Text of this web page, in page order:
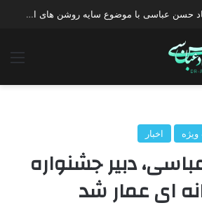
دانلود سخنرانی استاد حسن عباسی با موضوع سایه روشن های انتخاب یک نامزد اصلح
اخبار
دبیر جشنواره
ای عمار شد